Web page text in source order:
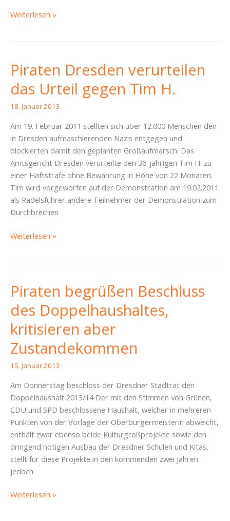
Wahlkreise
im
Wahlprogramm
verankert
Weiterlesen »
Piraten Dresden verurteilen
das Urteil gegen Tim H.
18. Januar 2013
Am 19. Februar 2011 stellten sich über 12.000 Menschen den
in Dresden aufmaschierenden Nazis entgegen und
blockierten damit den geplanten Großaufmarsch. Das
Amtsgericht Dresden verurteilte den 36-jährigen Tim H. zu
einer Haftstrafe ohne Bewährung in Höhe von 22 Monaten.
Tim wird vorgeworfen auf der Demonstration am 19.02.2011
als Rädelsführer andere Teilnehmer der Demonstration zum
Durchbrechen
Piraten
Urteil
gegen
Tim
H.
Weiterlesen »
Piraten begrüßen Beschluss
des Doppelhaushaltes,
kritisieren aber
Zustandekommen
15. Januar 2013
Am Donnerstag beschloss der Dresdner Stadtrat den
Doppelhaushalt 2013/14 Der mit den Stimmen von Grünen,
CDU und SPD beschlossene Haushalt, welcher in mehreren
Punkten von der Vorlage der Oberbürgermeisterin abweicht,
enthält zwar ebenso beide Kulturgroßprojekte sowie den
dringend nötigen Ausbau der Dresdner Schulen und Kitas,
stellt für diese Projekte in den kommenden zwei Jahren
jedoch
Piraten
Weiterlesen »